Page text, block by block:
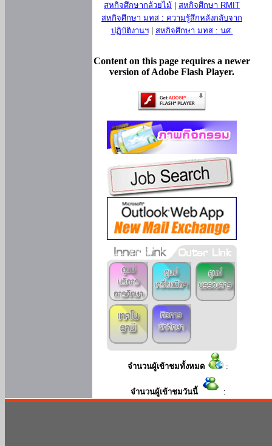
สหกิจศึกษากล้วยไม้
สหกิจศึกษา RMIT
สหกิจศึกษา มทส : ความรู้สึกหลังกลับจาก
ปฏิบัติงานฯ| สหกิจศึกษา มทส : นศ.
Content on this page requires a newer
version of Adobe Flash Player.
จำนวนผู้เข้าชมทั้งหมด :
จำนวนผู้เข้าชมวันนี้ :